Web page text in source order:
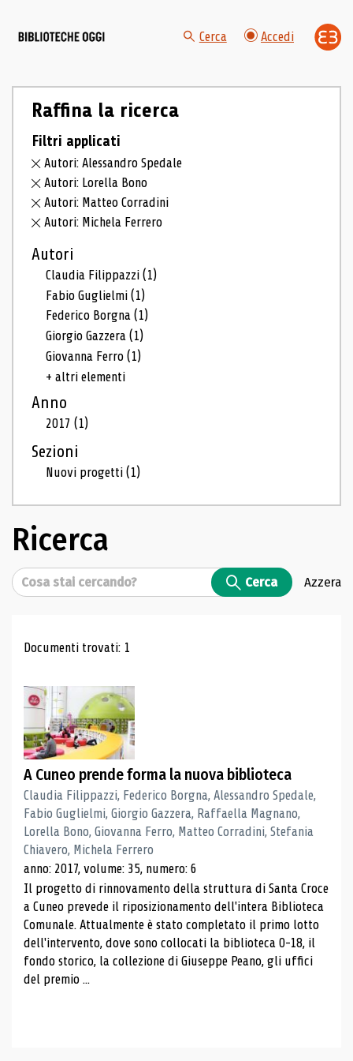
Cerca Accedi
Raffina la ricerca
Filtri applicati
Autori: Alessandro Spedale
Autori: Lorella Bono
Autori: Matteo Corradini
Autori: Michela Ferrero
Autori
Claudia Filippazzi(1)
Fabio Guglielmi(1)
Federico Borgna(1)
Giorgio Gazzera(1)
Giovanna Ferro(1)
+ altri elementi
Anno
2017(1)
Sezioni
Nuovi progetti(1)
Ricerca
Cerca Cerca Azzera
Risultati di ricerca
Documenti trovati: 1
A Cuneo prende forma la nuova biblioteca
Claudia Filippazzi, Federico Borgna, Alessandro Spedale,
Fabio Guglielmi, Giorgio Gazzera, Raffaella Magnano,
Lorella Bono, Giovanna Ferro, Matteo Corradini, Stefania
Chiavero, Michela Ferrero
anno: 2017, volume: 35, numero: 6
Il progetto di rinnovamento della struttura di Santa Croce
a Cuneo prevede il riposizionamento dell'intera Biblioteca
Comunale. Attualmente è stato completato il primo lotto
dell'intervento, dove sono collocati la biblioteca 0-18, il
fondo storico, la collezione di Giuseppe Peano, gli uffici
del premio ...